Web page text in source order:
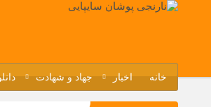
خانه اخبار جهاد و شهادت